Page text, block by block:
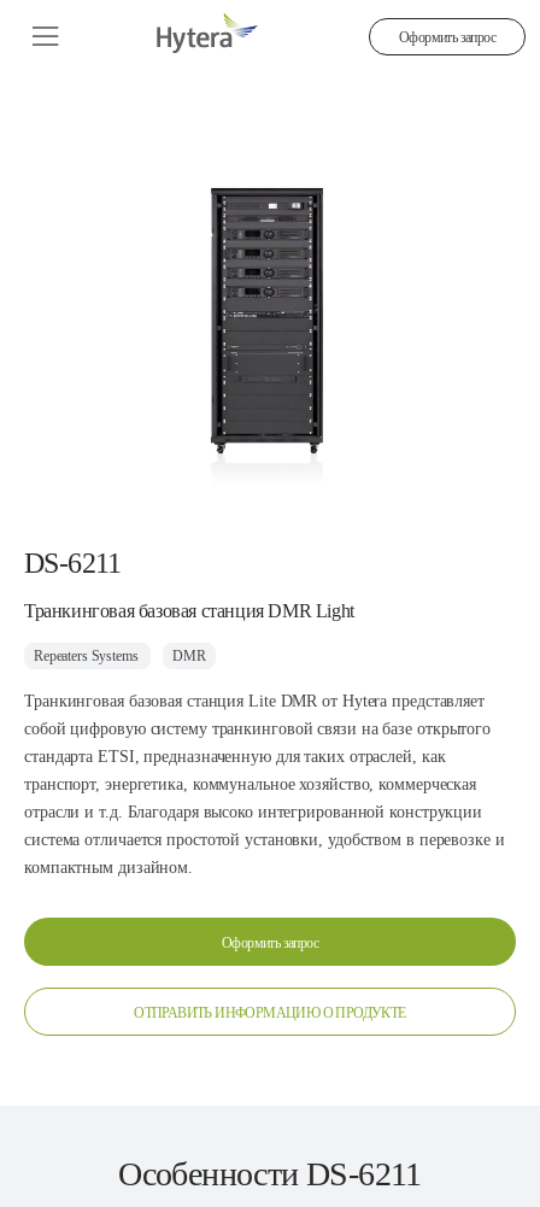
Оформить запрос
DS-6211
Транкинговая базовая станция DMR Light
Repeaters Systems DMR
Транкинговая базовая станция Lite DMR от Hytera представляет
собой цифровую систему транкинговой связи на базе открытого
стандарта ETSI, предназначенную для таких отраслей, как
транспорт, энергетика, коммунальное хозяйство, коммерческая
отрасли и т.д. Благодаря высоко интегрированной конструкции
система отличается простотой установки, удобством в перевозке и
компактным дизайном.
Оформить запрос
ОТПРАВИТЬ ИНФОРМАЦИЮ О ПРОДУКТЕ
Особенности DS-6211